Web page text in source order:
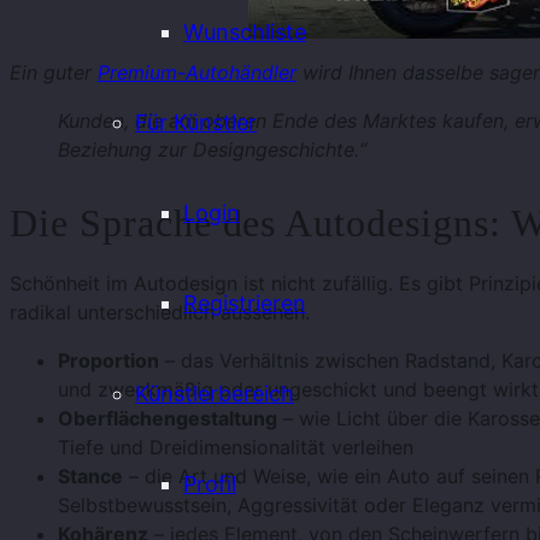
Wunschliste
Für Künstler
Login
Registrieren
Künstlerbereich
Profil
Ein guter Premium-Autohändlerwird Ihnen dasselbe
Kunden, die am oberen Ende des Marktes kaufen,
Beziehung zur Designgeschichte.“
Die Sprache des Autodesigns:
Schönheit im Autodesign ist nicht zufällig. Es gibt
radikal unterschiedlich aussehen.
Proportion – das Verhältnis zwischen Radstand,
und zweckmäßig oder ungeschickt und beengt
Oberflächengestaltung – wie Licht über die
Tiefe und Dreidimensionalität verleihen
Stance – die Art und Weise, wie ein Auto auf
Selbstbewusstsein, Aggressivität oder Eleganz
Kohärenz – jedes Element, von den Scheinwerfern